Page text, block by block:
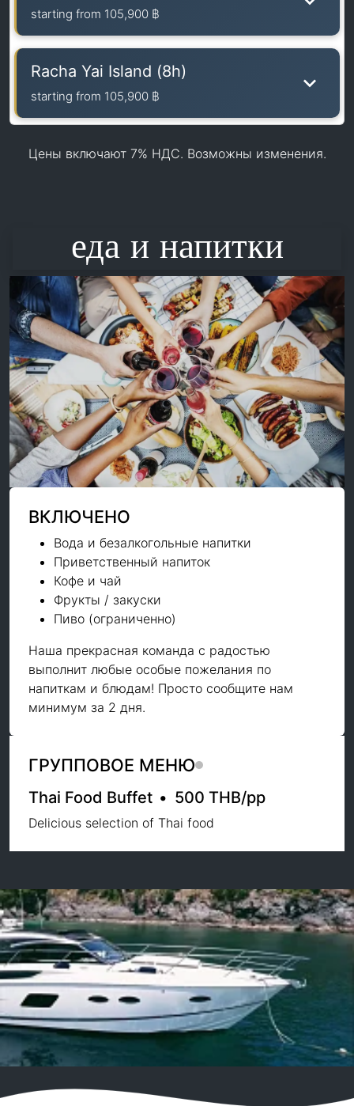
starting from 105,900 ฿
Racha Yai Island (8h)
starting from 105,900 ฿
Цены включают 7% НДС. Возможны изменения.
еда и напитки
ВКЛЮЧЕНО
Вода и безалкогольные напитки
Приветственный напиток
Кофе и чай
Фрукты / закуски
Пиво (ограниченно)
Наша прекрасная команда с радостью
выполнит любые особые пожелания по
напиткам и блюдам! Просто сообщите нам
минимум за 2 дня.
ГРУППОВОЕ МЕНЮ
Thai Food Buffet • 500 THB/pp
Delicious selection of Thai food